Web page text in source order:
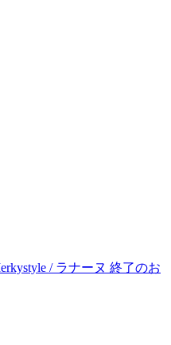
/ ラナーヌ 終了のお